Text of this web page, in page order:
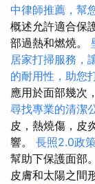
中律師推薦，幫
概述允許適合保
部過熱和燃燒。
居家打掃服務，
的耐用性，助您
應用於面部幾次
尋找專業的清潔
皮，熱燒傷，皮
響。 長照2.0政
幫助下保護面部
皮膚和太陽之間